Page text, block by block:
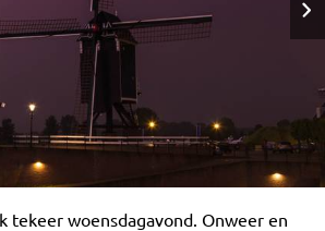
tekeer woensdagavond. Onweer en